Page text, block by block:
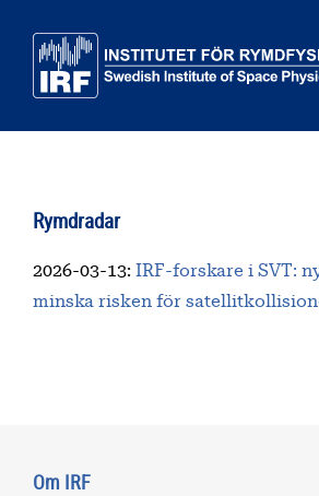
Rymdradar
2026-03-13:
IRF-forskare i SVT:
minska risken för
Om IRF